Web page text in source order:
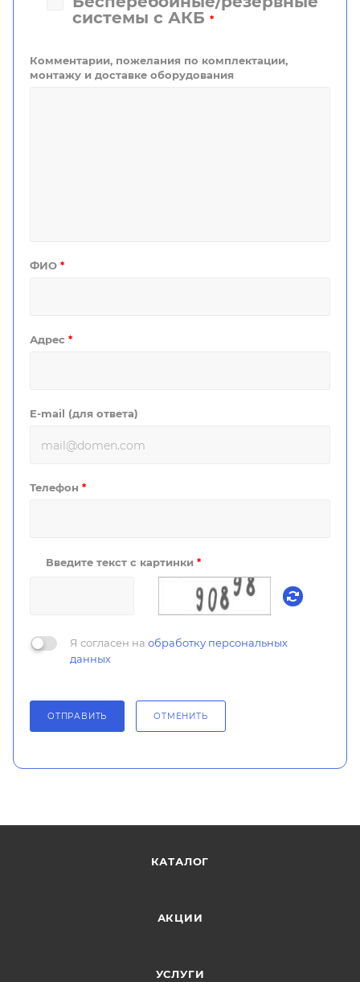
системы с АКБ *
Комментарии, пожелания по комплектации,
монтажу и доставке оборудования
ФИО *
Адрес *
E-mail (для ответа)
Телефон *
Введите текст с картинки *
Я согласен на обработку персональных
данных
ОТПРАВИТЬ ОТМЕНИТЬ
КАТАЛОГ
АКЦИИ
УСЛУГИ